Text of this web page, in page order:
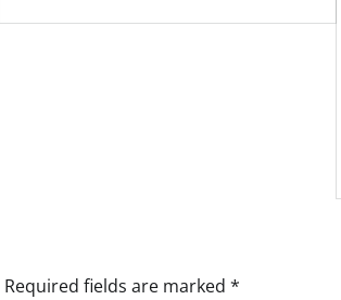
Required fields are marked *